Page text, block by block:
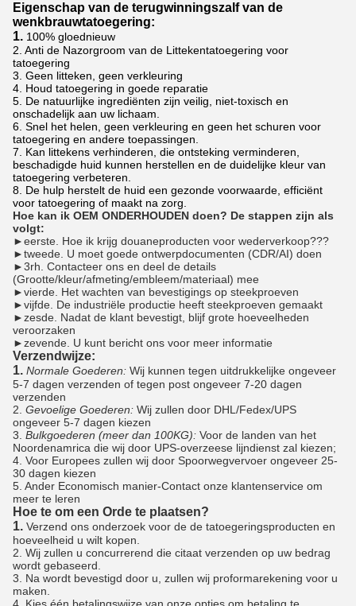
Eigenschap van de terugwinningszalf van de
wenkbrauwtatoegering:
1. 100% gloednieuw
2. Anti de Nazorgroom van de Littekentatoegering voor
tatoegering
3. Geen litteken, geen verkleuring
4. Houd tatoegering in goede reparatie
5. De natuurlijke ingrediënten zijn veilig, niet-toxisch en
onschadelijk aan uw lichaam.
6. Snel het helen, geen verkleuring en geen het schuren voor
tatoegering en andere toepassingen.
7. Kan littekens verhinderen, die ontsteking verminderen,
beschadigde huid kunnen herstellen en de duidelijke kleur van
tatoegering verbeteren.
8. De hulp herstelt de huid een gezonde voorwaarde, efficiënt
voor tatoegering of maakt na zorg.
Hoe kan ik OEM ONDERHOUDEN doen? De stappen zijn als
volgt:
►eerste. Hoe ik krijg douaneproducten voor wederverkoop???
►tweede. U moet goede ontwerpdocumenten (CDR/AI) doen
►3rh. Contacteer ons en deel de details
(Grootte/kleur/afmeting/embleem/materiaal) mee
►vierde. Het wachten van bevestigings op steekproeven
►vijfde. De industriële productie heeft steekproeven gemaakt
►zesde. Nadat de klant bevestigt, blijf grote hoeveelheden
veroorzaken
►zevende. U kunt bericht ons voor meer informatie
Verzendwijze:
1. Normale Goederen: Wij kunnen tegen uitdrukkelijke ongeveer
5-7 dagen verzenden of tegen post ongeveer 7-20 dagen
verzenden
2. Gevoelige Goederen: Wij zullen door DHL/Fedex/UPS
ongeveer 5-7 dagen kiezen
3. Bulkgoederen (meer dan 100KG): Voor de landen van het
Noordenamrica die wij door UPS-overzeese lijndienst zal kiezen;
4. Voor Europees zullen wij door Spoorwegvervoer ongeveer 25-
30 dagen kiezen
5. Ander Economisch manier-Contact onze klantenservice om
meer te leren
Hoe te om een Orde te plaatsen?
1. Verzend ons onderzoek voor de de tatoegeringsproducten en
hoeveelheid u wilt kopen.
2. Wij zullen u concurrerend die citaat verzenden op uw bedrag
wordt gebaseerd.
3. Na wordt bevestigd door u, zullen wij proformarekening voor u
maken.